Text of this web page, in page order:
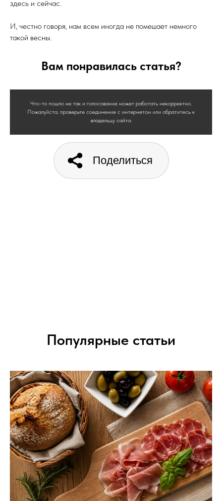
здесь и сейчас.
И, честно говоря, нам всем иногда не помешает немного
такой весны.
Вам понравилась статья?
Что-то пошло не так и голосование может работать некорректно.
Пожалуйста, проверьте соединение с интернетом или обратитесь к
владельцу сайта.
Поделиться
Популярные статьи